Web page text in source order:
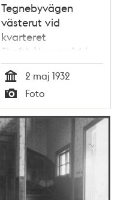
Tegnebyvägen
västerut vid
kvarteret
Skafthålsyxan 14 i
Ängby
småstugeområde
Tid
2 maj 1932
Typ
Foto